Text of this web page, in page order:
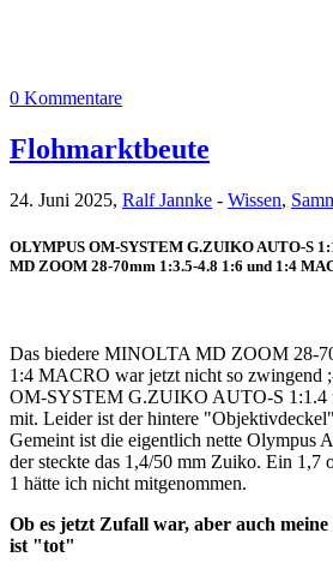
0 Kommentare
Flohmarktbeute
24. Juni 2025, Ralf Jannke - Wissen,
OLYMPUS OM-SYSTEM G.ZUIKO AUTO-S
MD ZOOM 28-70mm 1:3.5-4.8 1:6 und 1:4
Das biedere MINOLTA MD ZOOM 28-
1:4 MACRO war jetzt nicht so zwingend
OM-SYSTEM G.ZUIKO AUTO-S 1:1.4
mit. Leider ist der hintere
Gemeint ist die eigentlich nette Olympus
der steckte das 1,4/50 mm Zuiko. Ein 1,7
1 hätte ich nicht mitgenommen.
Ob es jetzt Zufall war, aber auch
ist "tot"